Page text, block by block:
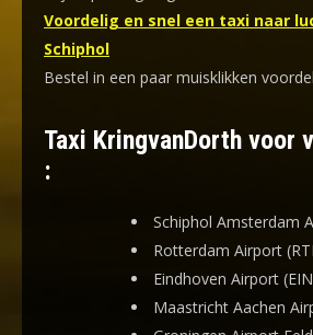
Voordelig en snel een taxi naar
Schiphol
Bestel in een paar muisklikken
Taxi KringvanDorth voor
:
Schiphol Amsterdam
Rotterdam Airport
Eindhoven Airport
Maastricht Aachen